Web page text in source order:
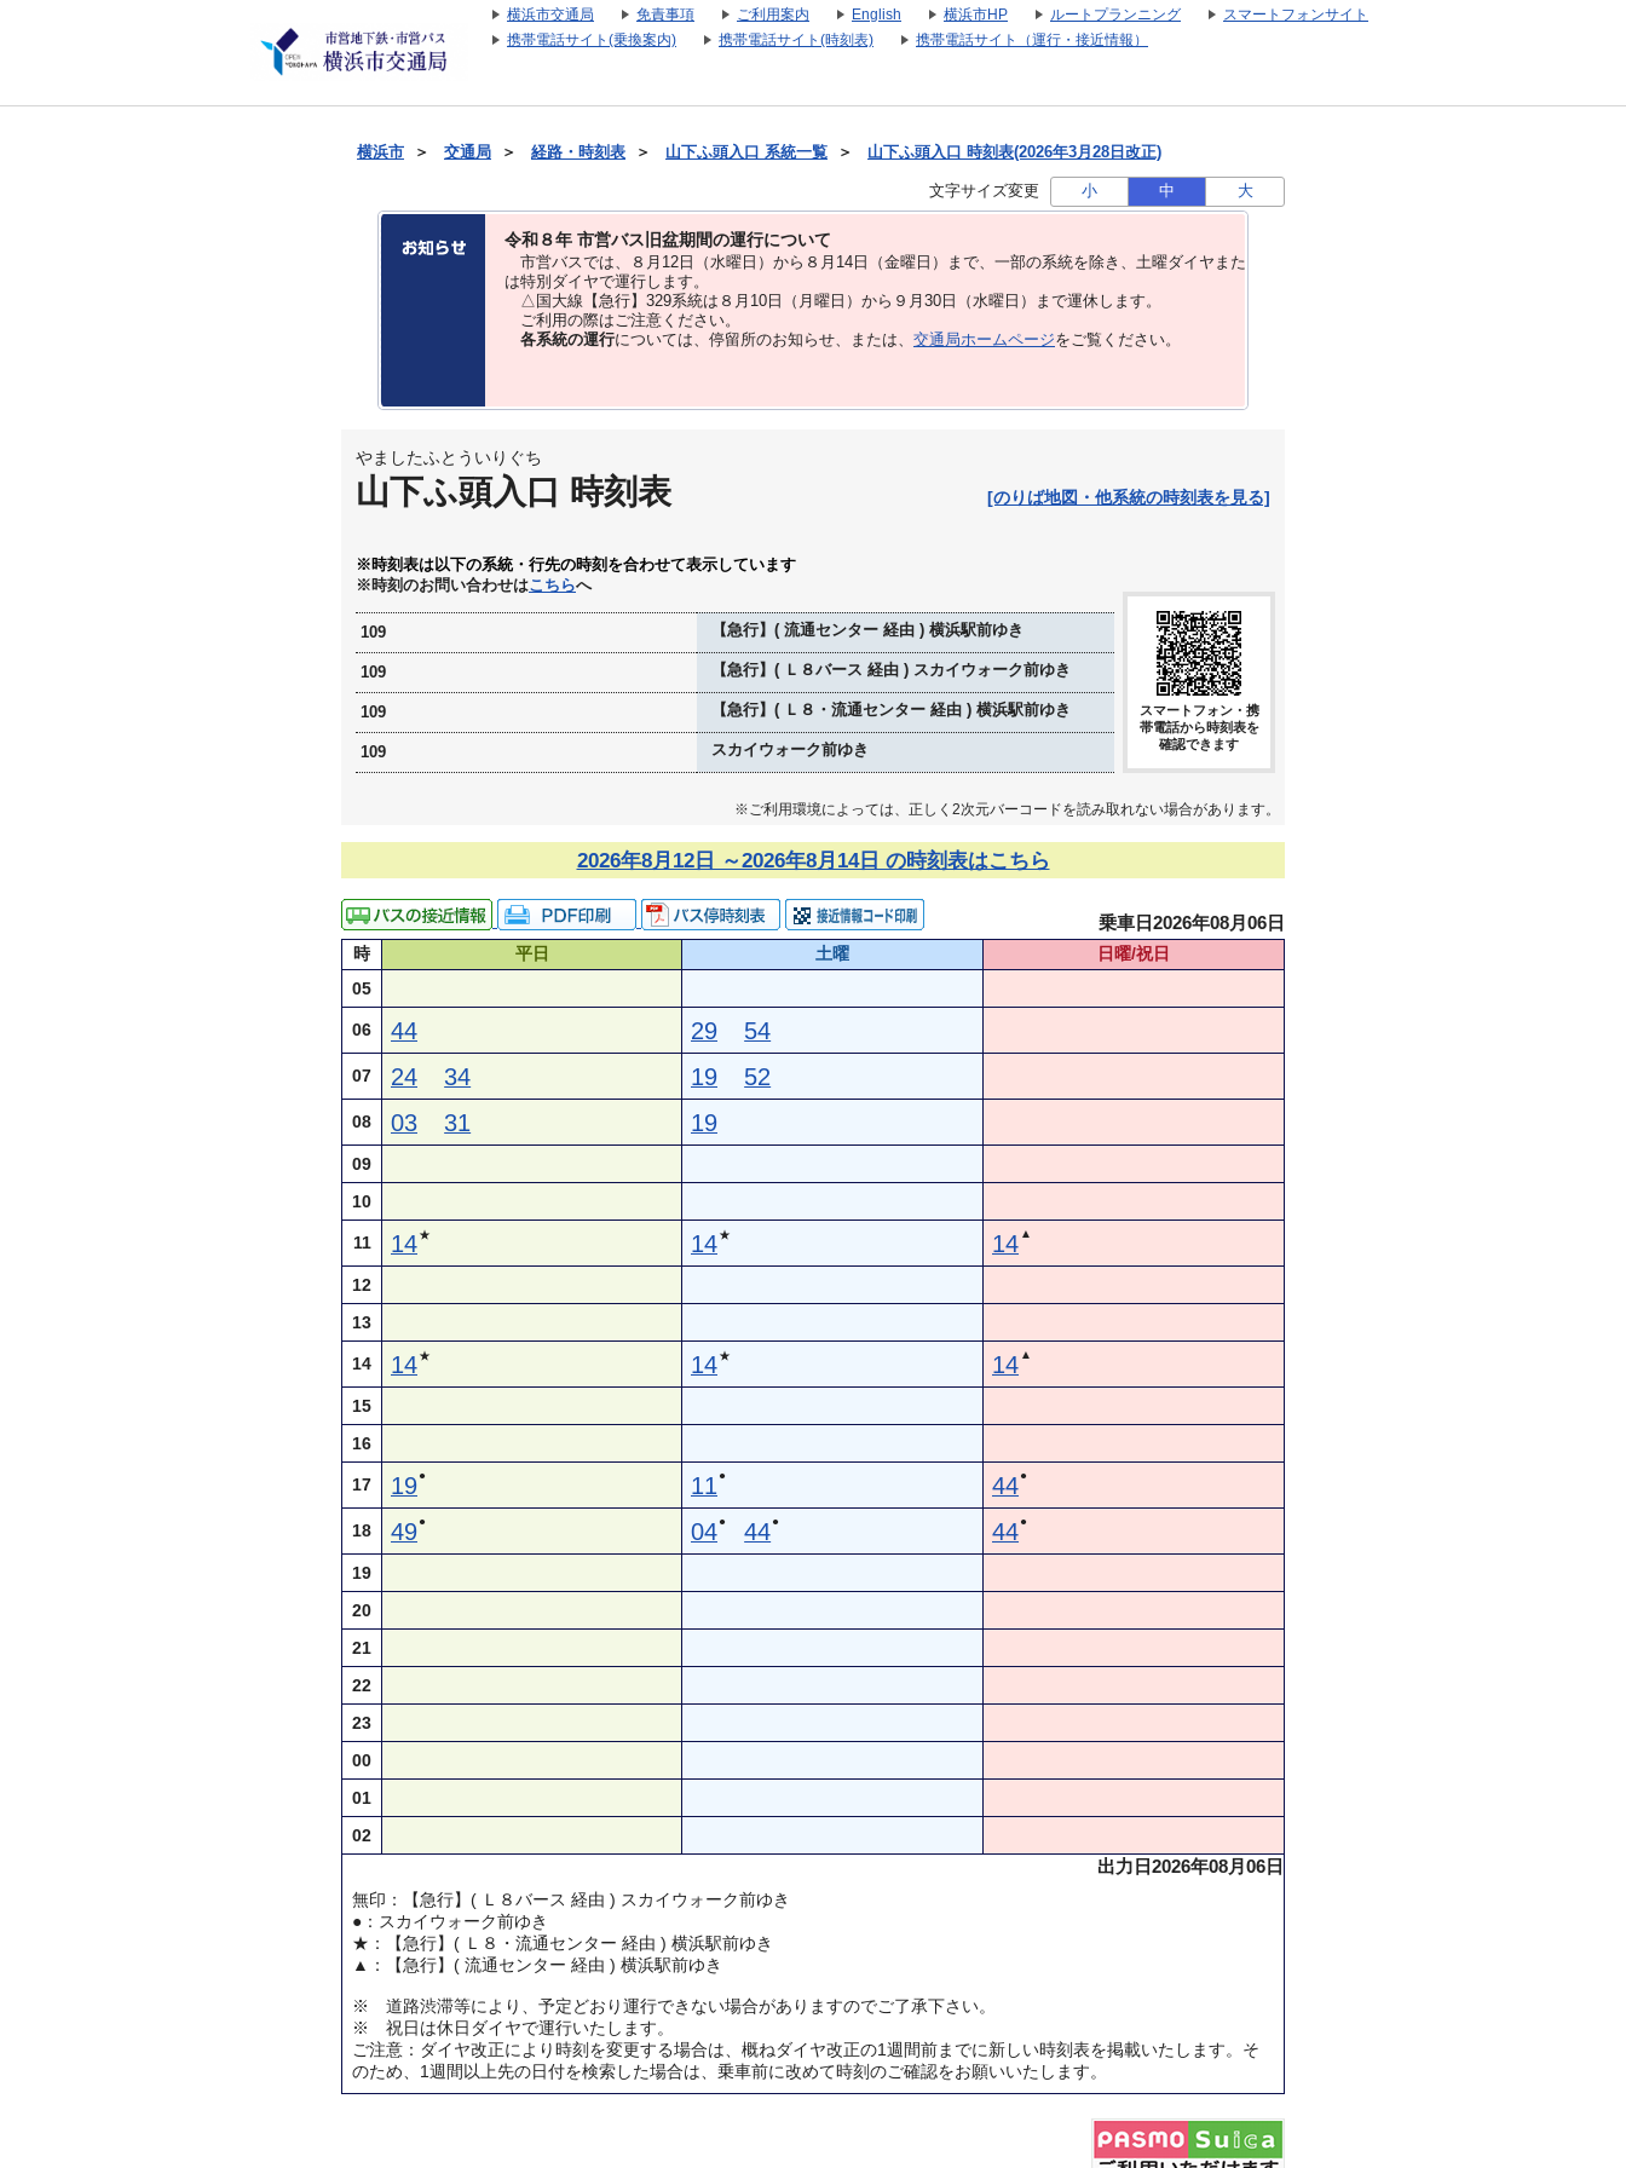
横浜市交通局 免責事項 ご利用案内 English 横浜市HP ルートプランニング
スマートフォンサイト
携帯電話サイト(乗換案内)
携帯電話サイト(時刻表) 携帯電話サイト（運行・接近情報）
横浜市 ＞ 交通局 ＞ 経路・時刻表 ＞ 山下ふ頭入口 系統一覧 ＞ 山下ふ頭入口 時刻表(2026年3月28日改正)
文字サイズ変更 小 中 大
令和８年 市営バス旧盆期間の運行について
市営バスでは、８⽉12⽇（水曜日）から８⽉14⽇（金曜日）まで、⼀部の系統を除き、⼟曜ダイヤまた
は特別ダイヤで運⾏します。
△国大線【急行】329系統は８月10日（月曜日）から９月30日（水曜日）まで運休します。
ご利用の際はご注意ください。
各系統の運行については、停留所のお知らせ、または、 交通局ホームページをご覧ください。
やましたふとういりぐち
山下ふ頭入口 時刻表 [のりば地図・他系統の時刻表を見る]
※時刻表は以下の系統・行先の時刻を合わせて表示しています
※時刻のお問い合わせはこちらへ
109 【急行】( 流通センター 経由 ) 横浜駅前ゆき
109 【急行】( Ｌ８バース 経由 ) スカイウォーク前ゆき
109 【急行】( Ｌ８・流通センター 経由 ) 横浜駅前ゆき
109 スカイウォーク前ゆき
スマートフォン・携
帯電話から時刻表を
確認できます
※ご利用環境によっては、正しく2次元バーコードを読み取れない場合があります。
2026年8月12日 ～2026年8月14日 の時刻表はこちら
乗車日2026年08月06日
時 平日 土曜
日曜/祝日
05
06 44 29 54
07 24 34 19 52
08 03 31 19
09
10
11 14★ 14★ 14 ▲
12
13
14 14★ 14★ 14 ▲
15
16
17 19● 11 ● 44●
18 49● 04● 44● 44●
19
20
21
22
23
00
01
02
出力日2026年08月06日
無印：【急行】( Ｌ８バース 経由 ) スカイウォーク前ゆき
●：スカイウォーク前ゆき
★：【急行】( Ｌ８・流通センター 経由 ) 横浜駅前ゆき
▲：【急行】( 流通センター 経由 ) 横浜駅前ゆき
※ 道路渋滞等により、予定どおり運行できない場合がありますのでご了承下さい。
※ 祝日は休日ダイヤで運行いたします。
ご注意：ダイヤ改正により時刻を変更する場合は、概ねダイヤ改正の1週間前までに新しい時刻表を掲載いたします。そ
のため、1週間以上先の日付を検索した場合は、乗車前に改めて時刻のご確認をお願いいたします。